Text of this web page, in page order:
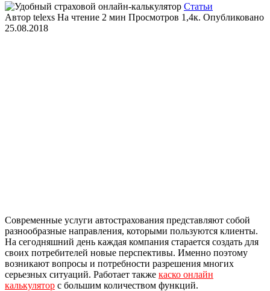
Статьи
Автор telexs На чтение 2 мин Просмотров 1,4к. Опубликовано
25.08.2018
Современные услуги автострахования представляют собой
разнообразные направления, которыми пользуются клиенты.
На сегодняшний день каждая компания старается создать для
своих потребителей новые перспективы. Именно поэтому
возникают вопросы и потребности разрешения многих
серьезных ситуаций. Работает также каско онлайн
калькулятор с большим количеством функций.